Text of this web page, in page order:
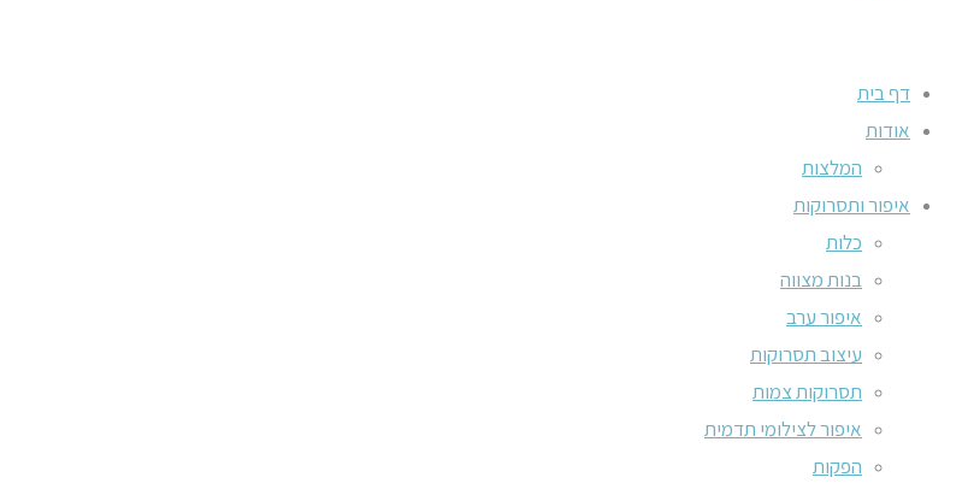
דף בית
אודות
המלצות
איפור ותסרוקות
כלות
בנות מצווה
איפור ערב
עיצוב תסרוקות
תסרוקות צמות
איפור לצילומי תדמית
הפקות